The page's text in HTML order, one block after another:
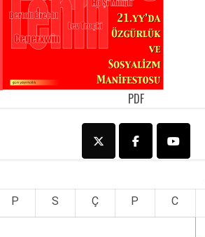
PDF
P S Ç P C